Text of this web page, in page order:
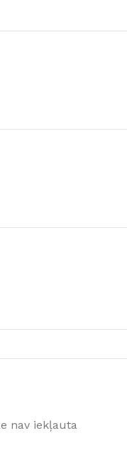
nav iekļauta